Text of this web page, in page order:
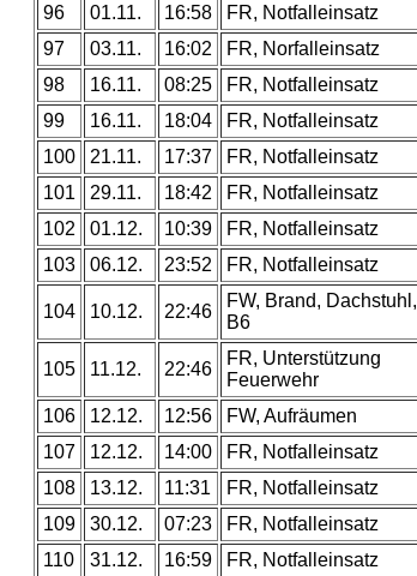
96
01.11. 16:58
FR, Notfalleinsatz
97
03.11. 16:02
FR, Norfalleinsatz
98
16.11. 08:25
FR, Notfalleinsatz
99
16.11. 18:04
FR, Notfalleinsatz
100
21.11. 17:37
FR, Notfalleinsatz
101
29.11. 18:42
FR, Notfalleinsatz
102
01.12. 10:39
FR, Notfalleinsatz
103
06.12. 23:52 FR, Notfalleinsatz
104 10.12. 22:46
FW, Brand, Dachstuhl,
B6
105 11.12. 22:46
FR, Unterstützung
Feuerwehr
106 12.12. 12:56 FW, Aufräumen
107
12.12. 14:00
FR, Notfalleinsatz
108
13.12. 11:31
FR, Notfalleinsatz
109
30.12. 07:23
FR, Notfalleinsatz
110
31.12. 16:59 FR, Notfalleinsatz